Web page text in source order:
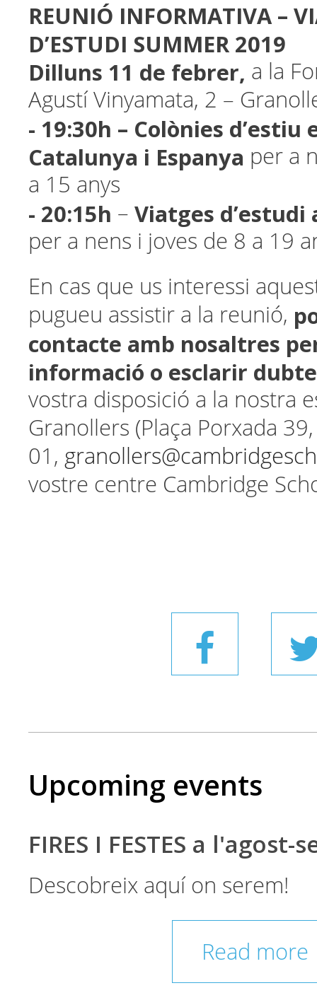
REUNIÓ INFORMATIVA –
D’ESTUDI SUMMER 2019
Dilluns 11 de febrer, a la
Agustí Vinyamata, 2 –
- 19:30h – Colònies d’estiu
Catalunya i Espanya per a
a 15 anys
- 20:15h – Viatges d’estudi
per a nens i joves de 8 a 19
En cas que us interessi
pugueu assistir a la reunió,
contacte amb nosaltres
informació o esclarir
vostra disposició a la nostra
Granollers (Plaça Porxada
01,
vostre centre Cambridge
Upcoming events
FIRES I FESTES a l'agost-
Descobreix aquí on serem!
Read more